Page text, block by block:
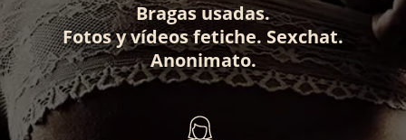
Bragas usadas.
Fotosyvídeos fetiche. Sexchat.
Anonimato.